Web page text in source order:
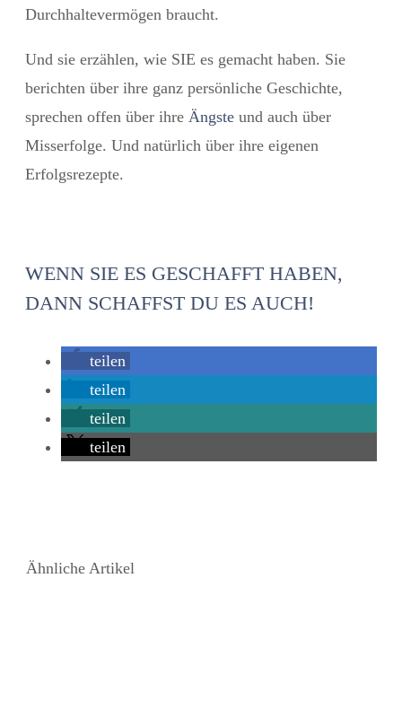
Durchhaltevermögen braucht.
Und sie erzählen, wie SIE es gemacht haben. Sie
berichten über ihre ganz persönliche Geschichte,
sprechen offen über ihre Ängste und auch über
Misserfolge. Und natürlich über ihre eigenen
Erfolgsrezepte.
WENN SIE ES GESCHAFFT HABEN,
DANN SCHAFFST DU ES AUCH!
teilen
teilen
teilen
teilen
Ähnliche Artikel